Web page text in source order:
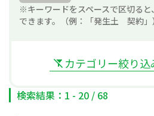
※キーワードをスペースで区切る
できます。（例：「発生土 契約」）
カテゴリー絞り込
検索結果：1 - 20 / 68